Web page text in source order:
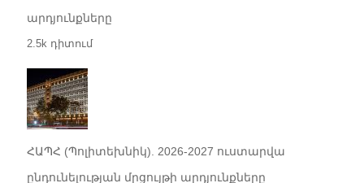
արդյունքները
2.5k դիտում
ՀԱՊՀ (Պոլիտեխնիկ). 2026-2027 ուստարվա
ընդունելության մրցույթի արդյունքները